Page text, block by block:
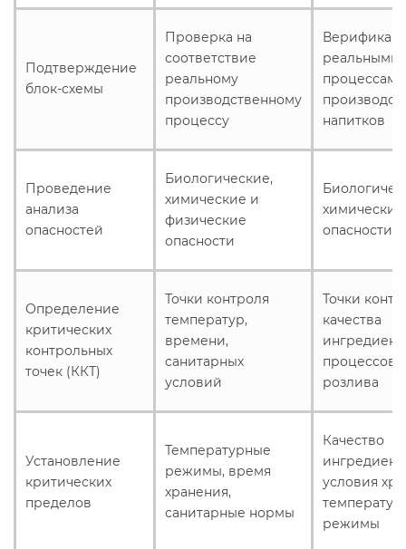
Подтверждение
блок-схемы
Проверка на
соответствие
реальному
производственному
процессу
реальными
процессами
напитков
Проведение
анализа
опасностей
Биологические,
химические и
физические
опасности
химические
опасности
Определение
критических
контрольных
точек (ККТ)
Точки контроля
температур,
времени,
санитарных
условий
Точки
качества
процессов
розлива
Установление
критических
пределов
Температурные
режимы, время
хранения,
санитарные нормы
Качество
условия
режимы